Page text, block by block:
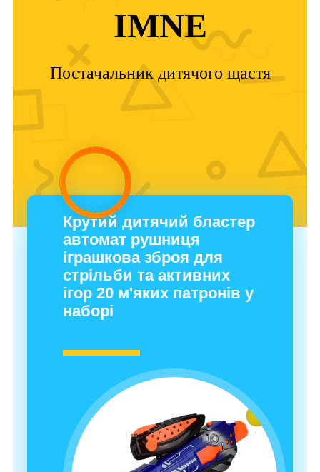
IMNE
Постачальник дитячого щастя
Крутий дитячий бластер
автомат рушниця
іграшкова зброя для
стрільби та активних
ігор 20 м'яких патронів у
наборі